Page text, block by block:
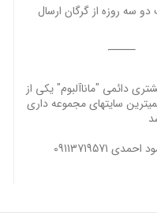
سه روزه از گرگان ارسال
دائمی "ماناآلبوم" یکی از
سایتهای مجموعه داری
09113719571